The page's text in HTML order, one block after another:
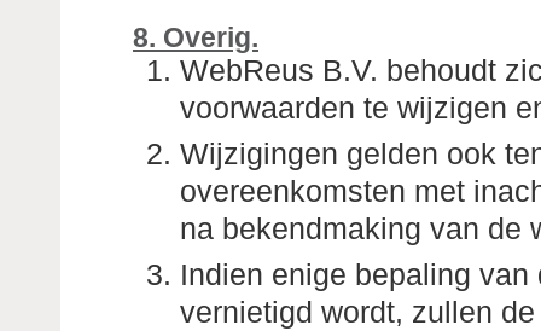
8. Overig.
WebReus B.V. behoudt
voorwaarden te wijzigen
Wijzigingen gelden ook
overeenkomsten met
na bekendmaking van de
Indien enige bepaling
vernietigd wordt, zullen